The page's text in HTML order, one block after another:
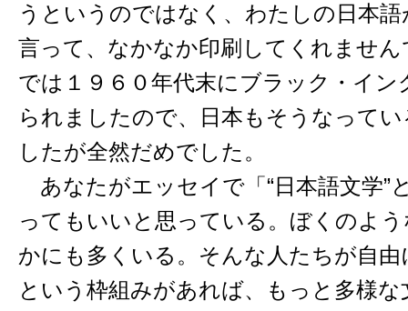
うというのではなく、わたしの日本
言って、なかなか印刷してくれませ
では１９６０年代末にブラック・イ
られましたので、日本もそうなって
したが全然だめでした。
あなたがエッセイで「“日本語文学”
ってもいいと思っている。ぼくのよう
かにも多くいる。そんな人たちが自
という枠組みがあれば、もっと多様